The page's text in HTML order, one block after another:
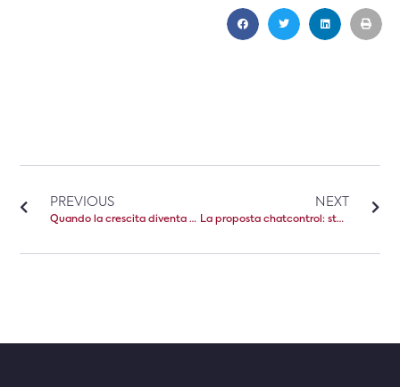
PREVIOUS
Quando la crescita diventa cooperazione
NEXT
La proposta chatcontrol: stato della procedura legislativa e prossimi passi